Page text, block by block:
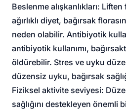
Beslenme alışkanlıkları:
ağırlıklı diyet, bağırsak
neden olabilir. Antibiyotik
antibiyotik kullanımı,
öldürebilir. Stres ve uyku
düzensiz uyku, bağırsak
Fiziksel aktivite seviyesi:
sağlığını destekleyen önemli